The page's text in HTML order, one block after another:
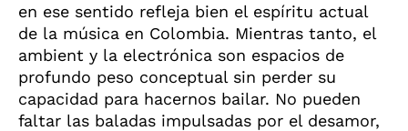
en ese sentido refleja bien el espíritu actual
de la música en Colombia. Mientras tanto, el
ambient y la electrónica son espacios de
profundo peso conceptual sin perder su
capacidad para hacernos bailar. No pueden
faltar las baladas impulsadas por el desamor,